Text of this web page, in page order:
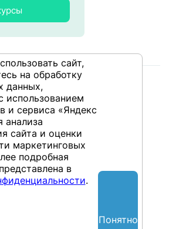
Учебный центр
Учебный центр
Выбрать обучение
Форматы и опции
сайт,
на обработку
данных,
использованием
и сервиса «Яндекс
анализа
сайта и оценки
маркетинговых
подробная
в
.
Понятно